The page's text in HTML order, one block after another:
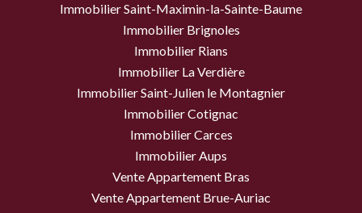
Immobilier Saint-Maximin-la-Sainte-Baume
Immobilier Brignoles
Immobilier Rians
Immobilier La Verdière
Immobilier Saint-Julien le Montagnier
Immobilier Cotignac
Immobilier Carces
Immobilier Aups
Vente Appartement Bras
Vente Appartement Brue-Auriac